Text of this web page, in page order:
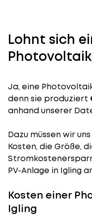
Lohnt sich
Ja, eine
denn sie produziert
anhand unserer
Dazu müssen wir
Kosten, die Größe,
PV-Anlage in Igling
Kosten einer
Igling